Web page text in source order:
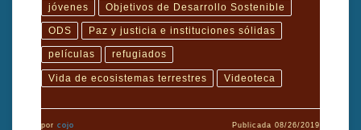
jóvenes Objetivos de Desarrollo Sostenible
ODS Paz y justicia e instituciones sólidas
películas refugiados
Vida de ecosistemas terrestres Videoteca
por cojo Publicada08/26/2019